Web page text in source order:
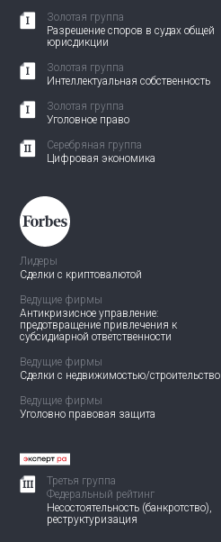
Золотая группа
Разрешение споров в судах общей
юрисдикции
Золотая группа
Интеллектуальная собственность
Золотая группа
Уголовное право
Серебряная группа
Цифровая экономика
Лидеры
Сделки с криптовалютой
Ведущие фирмы
Антикризисное управление:
предотвращение привлечения к
субсидиарной ответственности
Ведущие фирмы
Сделки с недвижимостью/строительство
Ведущие фирмы
Уголовно правовая защита
Третья группа
Федеральный рейтинг
Несостоятельность (банкротство),
реструктуризация